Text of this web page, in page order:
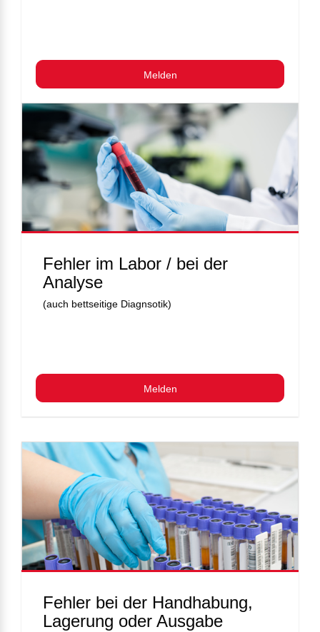
Melden
Fehler im Labor / bei der
Analyse
(auch bettseitige Diagnsotik)
Melden
Fehler bei der Handhabung,
Lagerung oder Ausgabe